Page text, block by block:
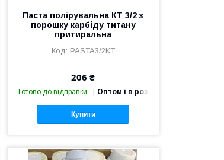
Паста полірувальна КТ 3/2 з
порошку карбіду титану
притиральна
PASTA3/2KT
206 ₴
Готово до відправки Оптом і в роздріб
Купити